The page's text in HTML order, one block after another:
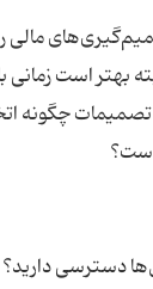
مالی
بهتر است
تصمیمات چگونه
دسترسی